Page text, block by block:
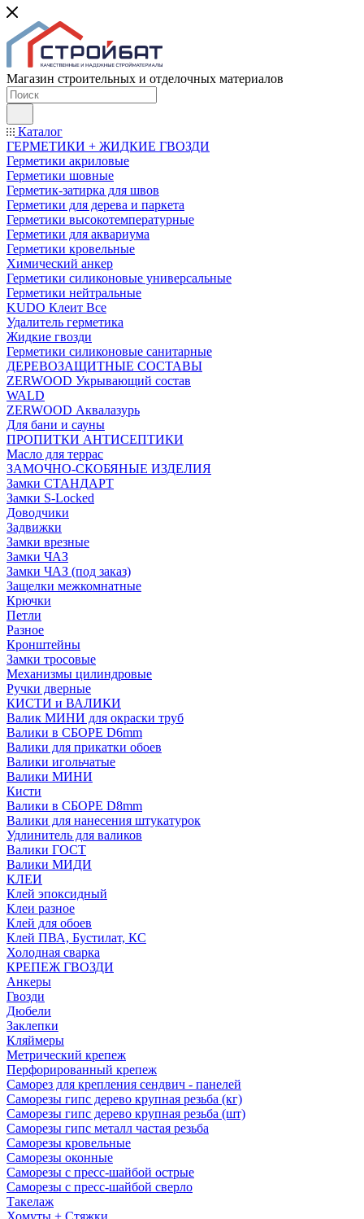
Магазин строительных и отделочных материалов
Каталог
ГЕРМЕТИКИ + ЖИДКИЕ ГВОЗДИ
Герметики акриловые
Герметики шовные
Герметик-затирка для швов
Герметики для дерева и паркета
Герметики высокотемпературные
Герметики для аквариума
Герметики кровельные
Химический анкер
Герметики силиконовые универсальные
Герметики нейтральные
KUDO Клеит Все
Удалитель герметика
Жидкие гвозди
Герметики силиконовые санитарные
ДЕРЕВОЗАЩИТНЫЕ СОСТАВЫ
ZERWOOD Укрывающий состав
WALD
ZERWOOD Аквалазурь
Для бани и сауны
ПРОПИТКИ АНТИСЕПТИКИ
Масло для террас
ЗАМОЧНО-СКОБЯНЫЕ ИЗДЕЛИЯ
Замки СТАНДАРТ
Замки S-Locked
Доводчики
Задвижки
Замки врезные
Замки ЧАЗ
Замки ЧАЗ (под заказ)
Защелки межкомнатные
Крючки
Петли
Разное
Кронштейны
Замки тросовые
Механизмы цилиндровые
Ручки дверные
КИСТИ и ВАЛИКИ
Валик МИНИ для окраски труб
Валики в СБОРЕ D6mm
Валики для прикатки обоев
Валики игольчатые
Валики МИНИ
Кисти
Валики в СБОРЕ D8mm
Валики для нанесения штукатурок
Удлинитель для валиков
Валики ГОСТ
Валики МИДИ
КЛЕИ
Клей эпоксидный
Клеи разное
Клей для обоев
Клей ПВА, Бустилат, КС
Холодная сварка
КРЕПЕЖ ГВОЗДИ
Анкеры
Гвозди
Дюбели
Заклепки
Кляймеры
Метрический крепеж
Перфорированный крепеж
Саморез для крепления сендвич - панелей
Саморезы гипс дерево крупная резьба (кг)
Саморезы гипс дерево крупная резьба (шт)
Саморезы гипс металл частая резьба
Саморезы кровельные
Саморезы оконные
Саморезы с пресс-шайбой острые
Саморезы с пресс-шайбой сверло
Такелаж
Хомуты + Стяжки